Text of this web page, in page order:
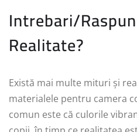
Intrebari/
Realitate?
Există mai multe mituri și
materialele pentru camera
comun este că culorile